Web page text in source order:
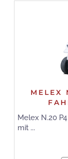
MELEX
Melex N.20
mit ...